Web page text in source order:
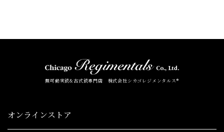
無可動実銃&古式銃専門店 株式会社シカゴレジメンタルス®
オンラインストア